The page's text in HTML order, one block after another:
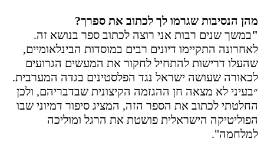
מהן הנסיבות שגרמו לך לכתוב את ספרך?
"במשך שנים רבות אני רוצה לכתוב ספר בנושא זה.
לאחרונה התקיימו דיונים רבים במוסדות הבינלאומיים,
שהעלו דרישות להתחיל לחקור את המעשים הגרועים
לכאורה שעושה ישראל נגד הפלסטינים בגדה המערבית.
״בעיני לא מצאה חן ההגזמה הקיצונית שבדבריהם, ולכן
החלטתי לכתוב את הספר הזה, המציג סיפור דמיוני שבו
הפוליטיקה הישראלית פושטת את הרגל ומוליכה
למלחמה".